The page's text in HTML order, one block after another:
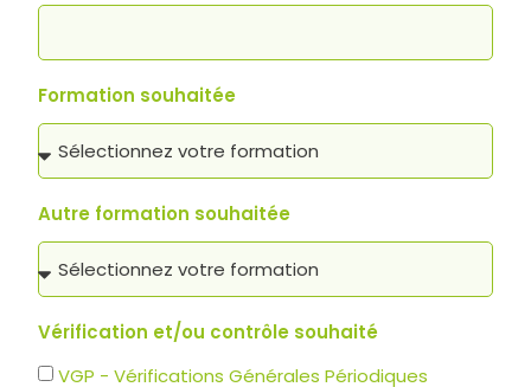
Formation souhaitée
Autre formation souhaitée
Vérification et/ou contrôle souhaité
VGP - Vérifications Générales Périodiques